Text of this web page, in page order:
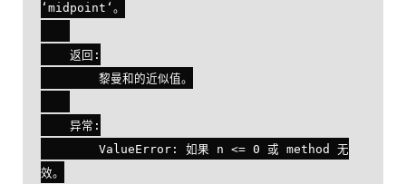
‘midpoint‘。
效。